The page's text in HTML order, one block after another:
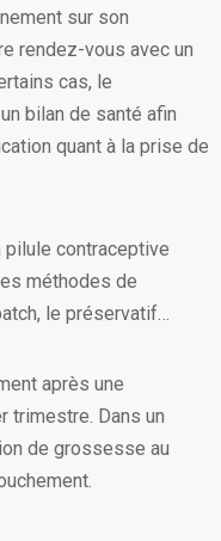
sur son
rendez-vous avec un
cas, le
bilan de santé afin
quant à la prise de
pilule contraceptive
méthodes de
le préservatif…
après une
trimestre. Dans un
de grossesse au